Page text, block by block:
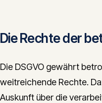
Die Rechte der
Die DSGVO gewährt
weitreichende Rechte.
Auskunft über die